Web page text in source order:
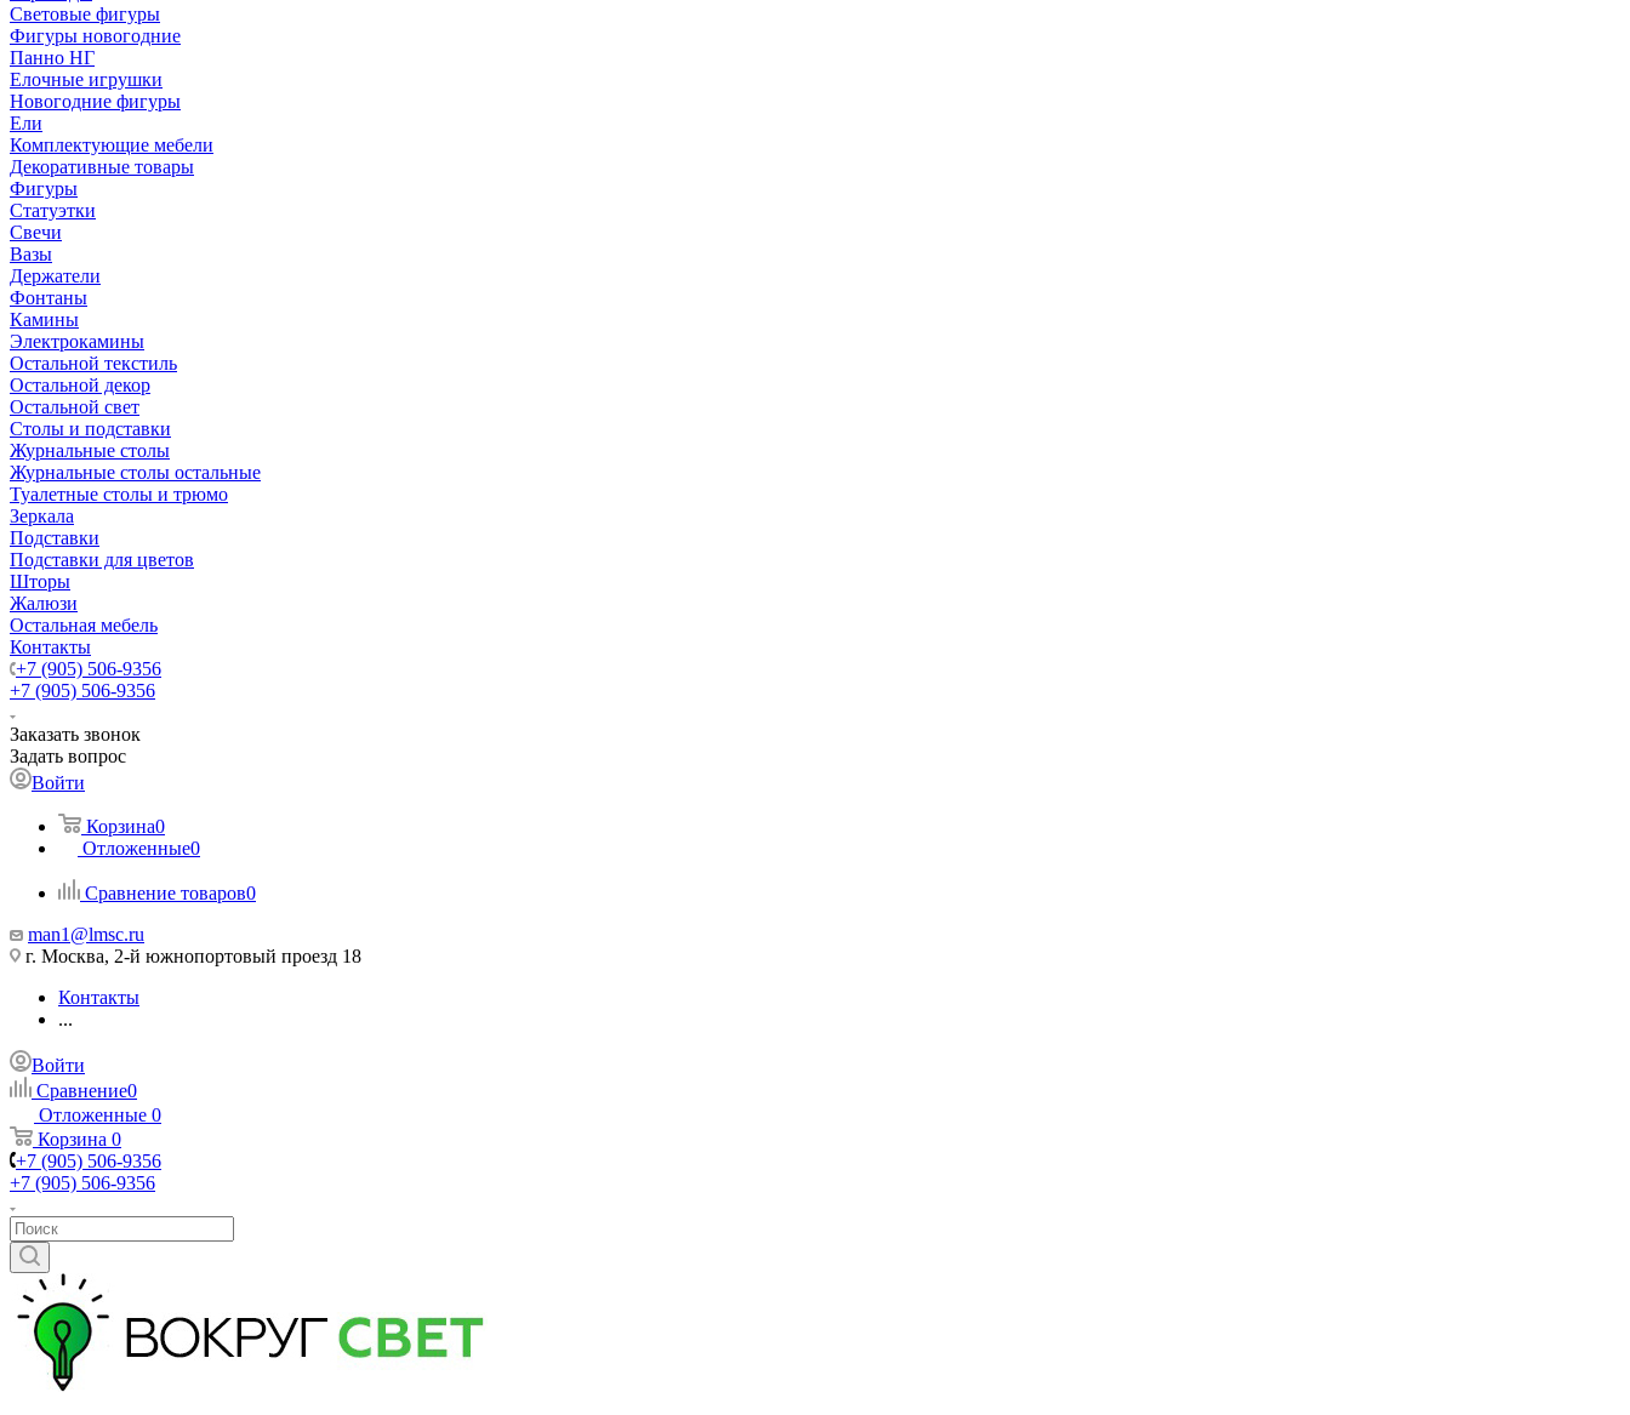
Световые фигуры
Фигуры новогодние
Панно НГ
Елочные игрушки
Новогодние фигуры
Ели
Комплектующие мебели
Декоративные товары
Фигуры
Статуэтки
Свечи
Вазы
Держатели
Фонтаны
Камины
Электрокамины
Остальной текстиль
Остальной декор
Остальной свет
Столы и подставки
Журнальные столы
Журнальные столы остальные
Туалетные столы и трюмо
Зеркала
Подставки
Подставки для цветов
Шторы
Жалюзи
Остальная мебель
Контакты
+7 (905) 506-9356
+7 (905) 506-9356
Заказать звонок
Задать вопрос
Войти
Корзина0
Отложенные0
Сравнение товаров0
man1@lmsc.ru
г. Москва, 2-й южнопортовый проезд 18
Контакты
...
Войти
Сравнение0
Отложенные 0
Корзина 0
+7 (905) 506-9356
+7 (905) 506-9356